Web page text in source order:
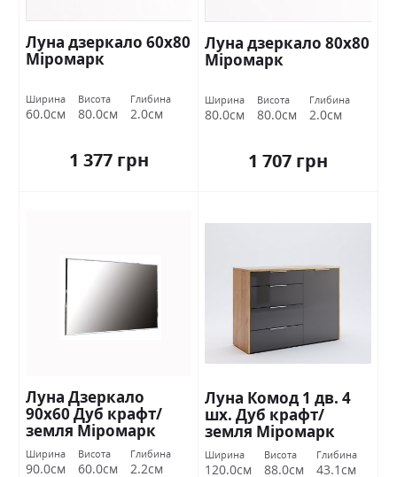
Луна дзеркало 60х80
Міромарк
Ширина
60.0см
Висота
80.0см
Глибина
2.0см
1 377 грн
Луна дзеркало 80х80
Міромарк
Ширина
80.0см
Висота
80.0см
Глибина
2.0см
1 707 грн
Луна Дзеркало
90х60 Дуб крафт/
земля Міромарк
Ширина
90.0см
Висота
60.0см
Глибина
2.2см
Луна Комод 1 дв. 4
шх. Дуб крафт/
земля Міромарк
Ширина
120.0см
Висота
88.0см
Глибина
43.1см